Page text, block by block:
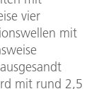
vier
mit
mit rund 2,5